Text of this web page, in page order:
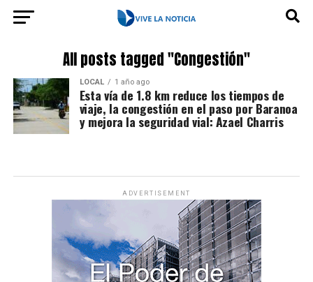
All posts tagged "Congestión"
LOCAL 1 año ago
Esta vía de 1.8 km reduce los tiempos de
viaje, la congestión en el paso por Baranoa
y mejora la seguridad vial: Azael Charris
ADVERTISEMENT